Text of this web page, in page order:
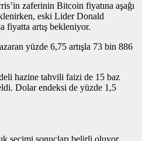
zaferinin Bitcoin fiyatına aşağı
eski Lider Donald
fiyatta artış bekleniyor.
yüzde 6,75 artışla 73 bin 886
hazine tahvili faizi de 15 baz